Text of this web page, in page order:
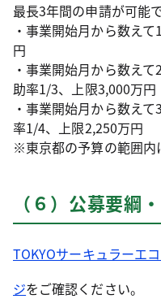
最長3年間の申請が可能で
・事業開始月から数え
円
・事業開始月から数え
助率1/3、上限3,000万円
・事業開始月から数え
率1/4、上限2,250万円
※東京都の予算の範囲内
（６）公募要綱
TOKYOサーキュラーエ
ジをご確認ください。